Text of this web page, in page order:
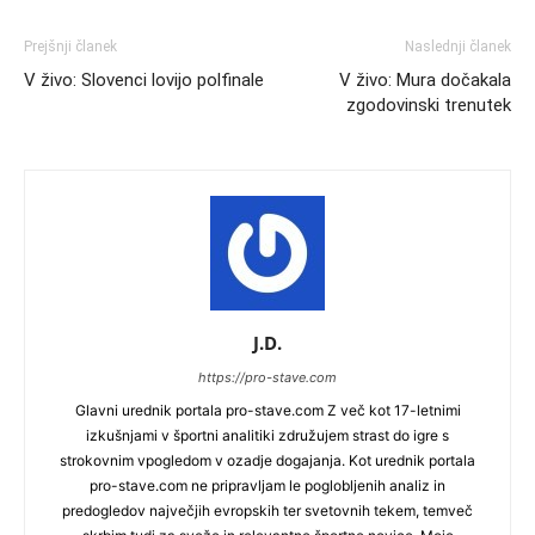
Prejšnji članek
V živo: Slovenci lovijo polfinale
Naslednji članek
V živo: Mura dočakala
zgodovinski trenutek
J.D.
https://pro-stave.com
Glavni urednik portala pro-stave.com Z več kot 17-letnimi
izkušnjami v športni analitiki združujem strast do igre s
strokovnim vpogledom v ozadje dogajanja. Kot urednik portala
pro-stave.com ne pripravljam le poglobljenih analiz in
predogledov največjih evropskih ter svetovnih tekem, temveč